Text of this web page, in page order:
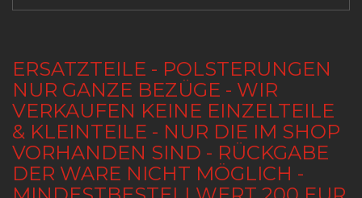
ERSATZTEILE - POLSTERUNGEN
NUR GANZE BEZÜGE - WIR
VERKAUFEN KEINE EINZELTEILE
& KLEINTEILE - NUR DIE IM SHOP
VORHANDEN SIND - RÜCKGABE
DER WARE NICHT MÖGLICH -